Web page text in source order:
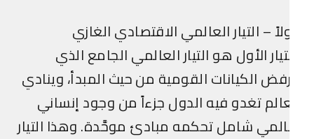
– التيار العالمي الاقتصادي الغازي
الأول هو التيار العالمي الجامع الذي
الكيانات القومية من حيث المبدأ، وينادي
تغدو فيه الدول جزءاً من وجود إنساني
شامل تحكمه مبادئ موحَّدة. وهذا التيار